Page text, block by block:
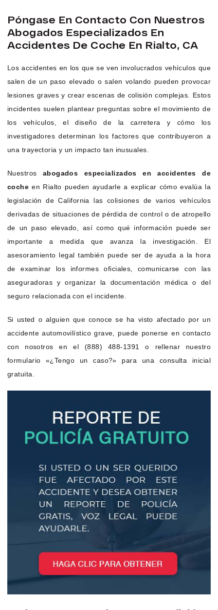
Póngase En Contacto Con Nuestros
Abogados Especializados En
Accidentes De Coche En Rialto, CA
Los accidentes en los que se ven involucrados vehículos que
salen de un paso elevado o salen volando pueden provocar
lesiones graves y crear escenas de colisión complejas. Estos
incidentes suelen plantear preguntas sobre el movimiento de
los vehículos, el diseño de la carretera y cómo los
investigadores determinan los factores que contribuyeron a
una trayectoria y un impacto tan inusuales.
Nuestros abogados especializados en accidentes de
coche en Rialto pueden ayudarle a explicar cómo evalúa la
legislación de California las colisiones de varios vehículos
derivadas de situaciones de pérdida de control o de atropello
de un paso elevado, así como qué información puede ser
importante a medida que avanza la investigación. El
asesoramiento legal también puede ser de ayuda a la hora
de examinar los informes oficiales, comunicarse con las
aseguradoras y organizar la documentación médica o del
seguro relacionada con el incidente.
Si usted o alguien que conoce se ha visto afectado por un
accidente automovilístico grave, puede ponerse en contacto
con nosotros en el (888) 488-1391 o rellenar nuestro
formulario «¿Tengo un caso?» para una consulta inicial
gratuita.